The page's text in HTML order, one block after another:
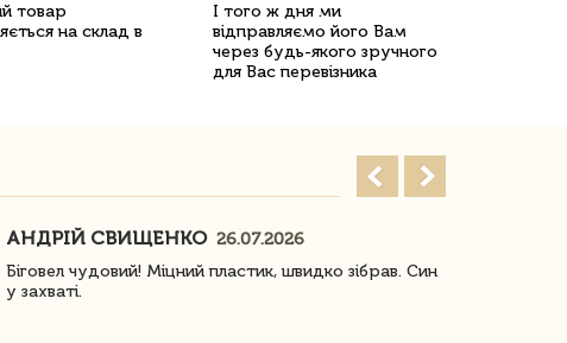
товар
на склад в
І того ж дня ми
відправляємо його Вам
через будь-якого зручного
для Вас перевізника
АНДРІЙ СВИЩЕНКО 26.07.2026
Біговел чудовий! Міцний пластик, швидко зібрав. Син
у захваті.